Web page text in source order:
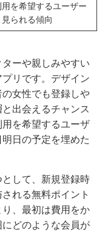
用を希望するユーザー
られる傾向
ーや親しみやすい
リです。デザイン
女性でも登録しや
出会えるチャンス
を希望するユーザ
日の予定を埋めた
して、新規登録時
れる無料ポイント
、最初は費用をか
どのような会員が